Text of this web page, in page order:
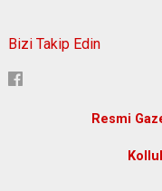
Bizi Takip Edin
Resmi